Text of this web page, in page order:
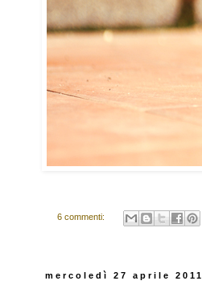
6 commenti:
mercoledì 27 aprile 2011